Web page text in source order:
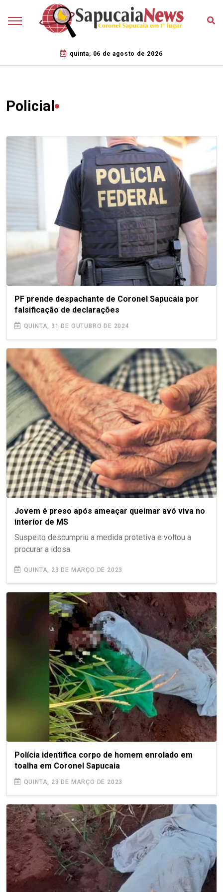
quinta, 06 de agosto de 2026
Policial
PF prende despachante de Coronel Sapucaia por
falsificação de declarações
QUINTA, 31 DE OUTUBRO DE 2024
Jovem é preso após ameaçar queimar avó viva no
interior de MS
Suspeito descumpriu a medida protetiva e voltou a
procurar a idosa
QUINTA, 23 DE MARÇO DE 2023
Polícia identifica corpo de homem enrolado em
toalha em Coronel Sapucaia
QUINTA, 23 DE MARÇO DE 2023